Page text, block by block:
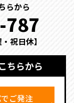
らから
787
祝日休】
ちらから
でご発注